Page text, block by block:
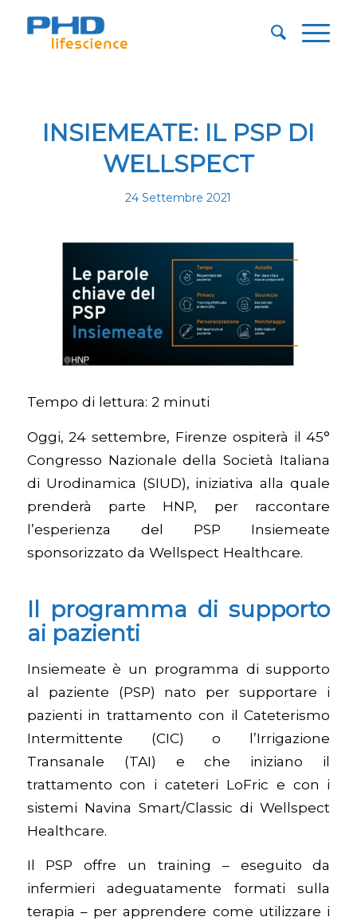
INSIEMEATE: IL PSP DI
WELLSPECT
24 Settembre 2021
Tempo di lettura: 2 minuti
Oggi, 24 settembre, Firenze ospiterà il 45°
Congresso Nazionale della Società Italiana
di Urodinamica (SIUD), iniziativa alla quale
prenderà parte HNP, per raccontare
l’esperienza del PSP Insiemeate
sponsorizzato da Wellspect Healthcare.
Il programma di supporto
ai pazienti
Insiemeate è un programma di supporto
al paziente (PSP) nato per supportare i
pazienti in trattamento con il Cateterismo
Intermittente (CIC) o l’Irrigazione
Transanale (TAI) e che iniziano il
trattamento con i cateteri LoFric e con i
sistemi Navina Smart/Classic di Wellspect
Healthcare.
Il PSP offre un training – eseguito da
infermieri adeguatamente formati sulla
terapia – per apprendere come utilizzare i